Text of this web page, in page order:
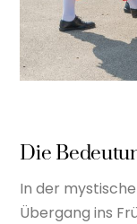
Die
In der
Übergang ins